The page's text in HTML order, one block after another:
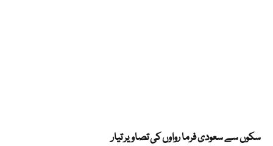
سکوں سے سعودی فرما رواوں کی تصاویر تیار